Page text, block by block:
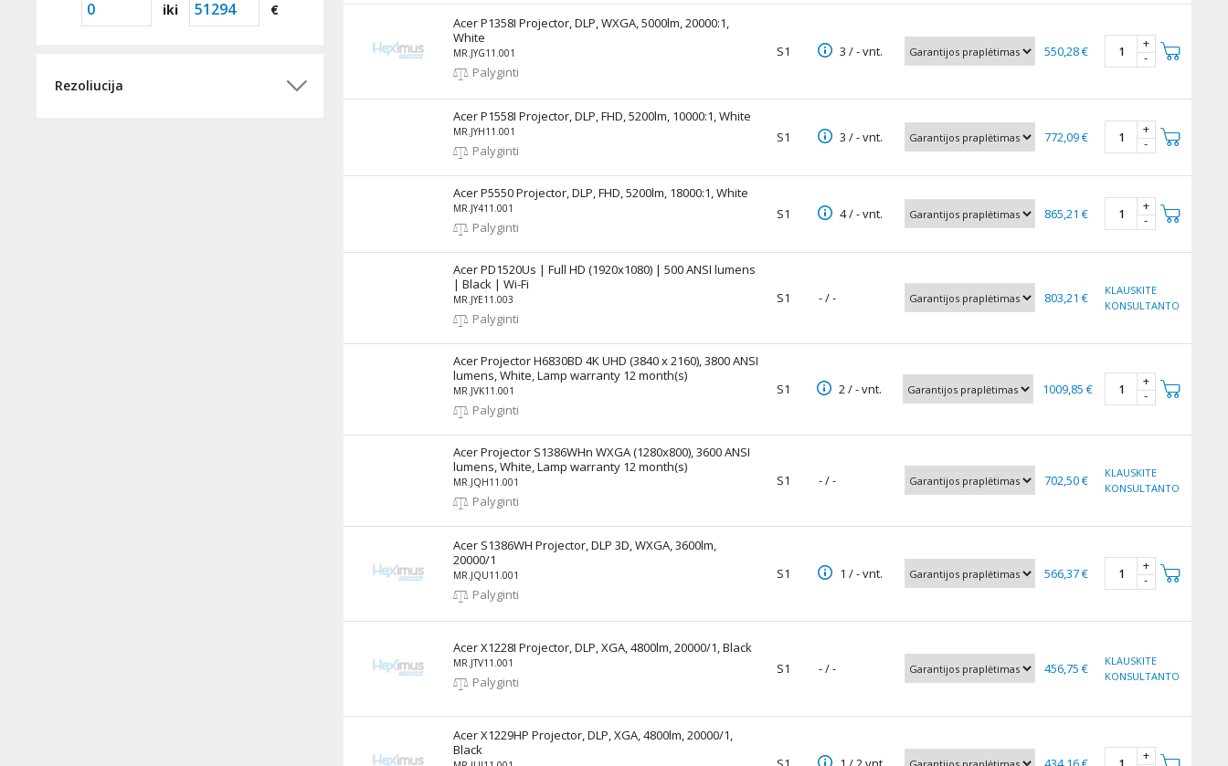
iki €
Rezoliucija
Acer P1358I Projector, DLP, WXGA, 5000lm, 20000:1,
White
MR.JYG11.001
Palyginti
S1 3 / - vnt. 550,28 €
+
-
Acer P1558I Projector, DLP, FHD, 5200lm, 10000:1, White
MR.JYH11.001
Palyginti
S1 3 / - vnt. 772,09 €
+
-
Acer P5550 Projector, DLP, FHD, 5200lm, 18000:1, White
MR.JY411.001
Palyginti
S1 4 / - vnt. 865,21 €
+
-
Acer PD1520Us | Full HD (1920x1080) | 500 ANSI lumens
| Black | Wi-Fi
MR.JYE11.003
Palyginti
S1 - / - 803,21 €
KLAUSKITE
KONSULTANTO
Acer Projector H6830BD 4K UHD (3840 x 2160), 3800 ANSI
lumens, White, Lamp warranty 12 month(s)
MR.JVK11.001
Palyginti
S1 2 / - vnt. 1009,85 €
+
-
Acer Projector S1386WHn WXGA (1280x800), 3600 ANSI
lumens, White, Lamp warranty 12 month(s)
MR.JQH11.001
Palyginti
S1 - / - 702,50 €
KLAUSKITE
KONSULTANTO
Acer S1386WH Projector, DLP 3D, WXGA, 3600lm,
20000/1
MR.JQU11.001
Palyginti
S1 1 / - vnt. 566,37 €
+
-
Acer X1228I Projector, DLP, XGA, 4800lm, 20000/1, Black
MR.JTV11.001
Palyginti
S1 - / - 456,75 €
KLAUSKITE
KONSULTANTO
Acer X1229HP Projector, DLP, XGA, 4800lm, 20000/1,
Black
+